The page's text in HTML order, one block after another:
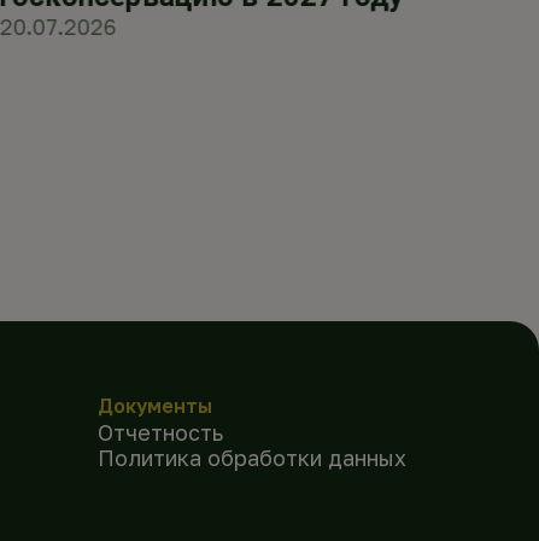
20.07.2026
Документы
Отчетность
Политика обработки данных